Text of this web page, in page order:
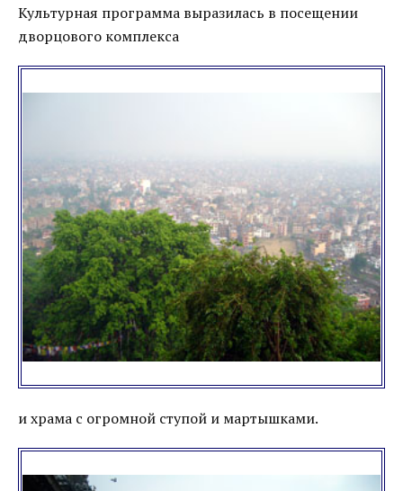
Культурная программа выразилась в посещении
дворцового комплекса
и храма с огромной ступой и мартышками.